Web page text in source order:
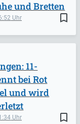
bookmark_border
und Bretten
bookmark_border
11-
bei Rot
und wird